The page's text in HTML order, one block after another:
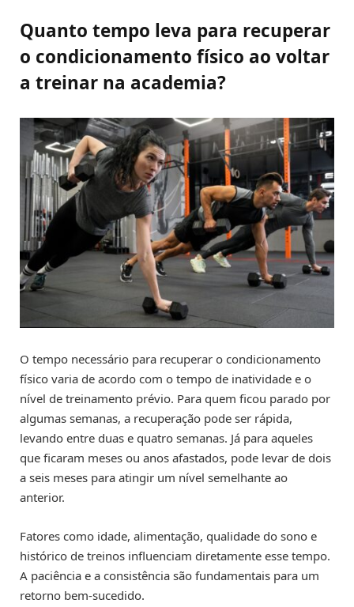
Quanto tempo leva para recuperar
o condicionamento físico ao voltar
a treinar na academia?
O tempo necessário para recuperar o condicionamento
físico varia de acordo com o tempo de inatividade e o
nível de treinamento prévio. Para quem ficou parado por
algumas semanas, a recuperação pode ser rápida,
levando entre duas e quatro semanas. Já para aqueles
que ficaram meses ou anos afastados, pode levar de dois
a seis meses para atingir um nível semelhante ao
anterior.
Fatores como idade, alimentação, qualidade do sono e
histórico de treinos influenciam diretamente esse tempo.
A paciência e a consistência são fundamentais para um
retorno bem-sucedido.